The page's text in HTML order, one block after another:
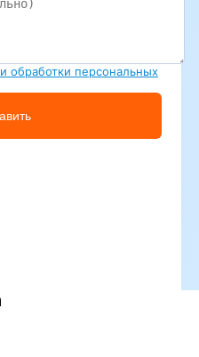
обработки персональных